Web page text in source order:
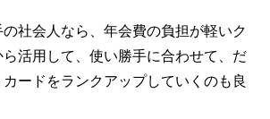
社会人なら、年会費の負担が軽いク
ら活用して、使い勝手に合わせて、だ
ードをランクアップしていくのも良